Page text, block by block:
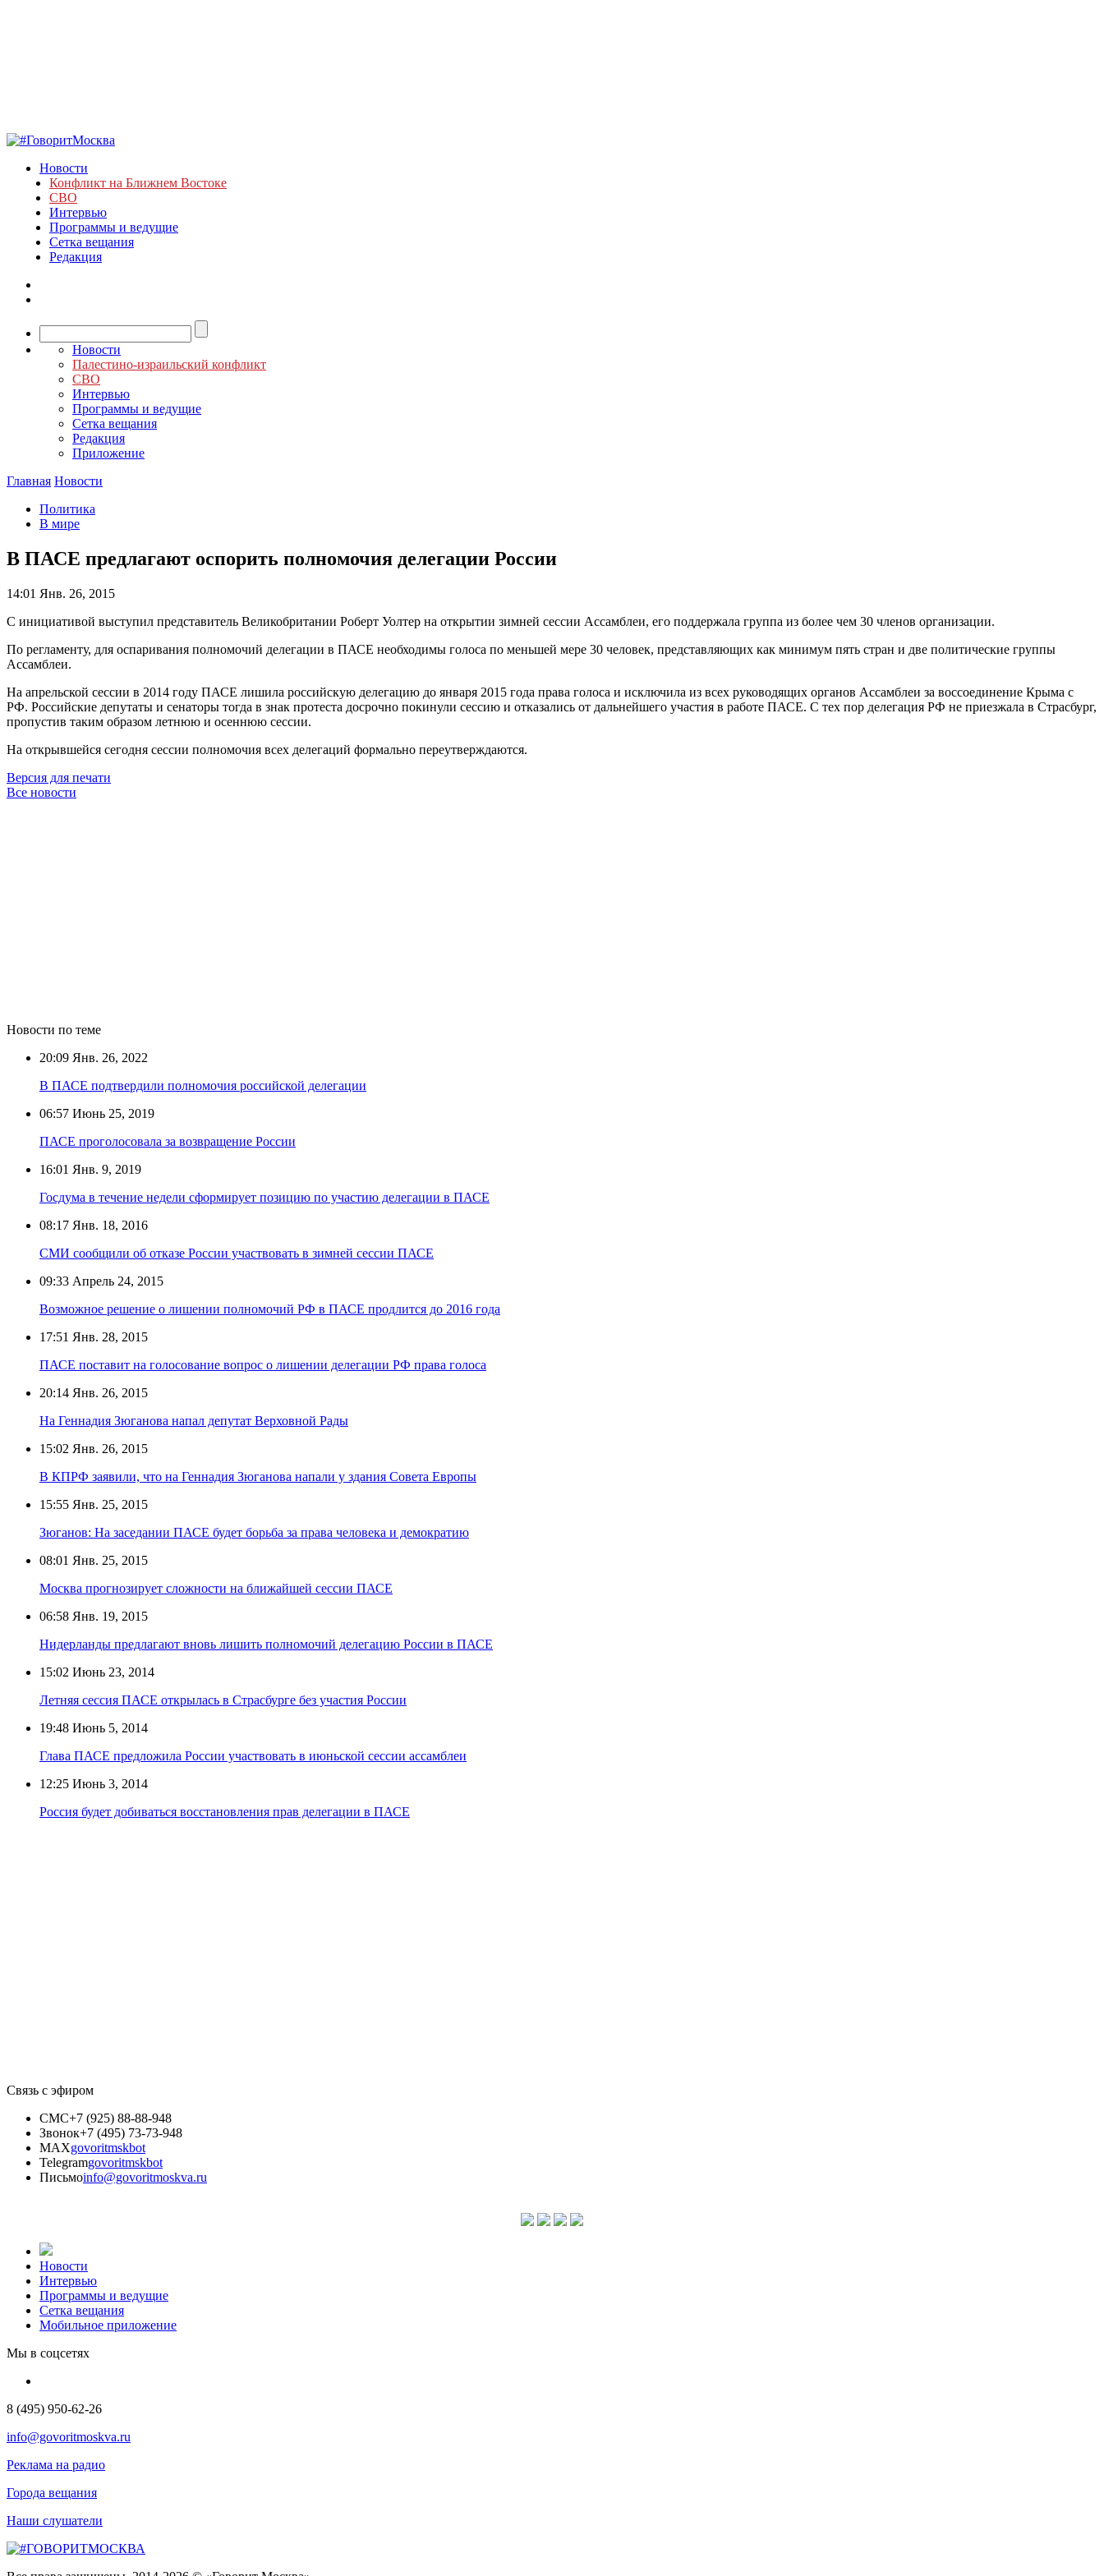
Новости
Конфликт на Ближнем Востоке
СВО
Интервью
Программы и ведущие
Сетка вещания
Редакция
Новости
Палестино-израильский конфликт
СВО
Интервью
Программы и ведущие
Сетка вещания
Редакция
Приложение
Главная Новости
Политика
В мире
В ПАСЕ предлагают оспорить полномочия делегации России
14:01 Янв. 26, 2015
С инициативой выступил представитель Великобритании Роберт Уолтер на открытии зимней сессии Ассамблеи, его поддержала группа из более чем 30 членов организации.
По регламенту, для оспаривания полномочий делегации в ПАСЕ необходимы голоса по меньшей мере 30 человек, представляющих как минимум пять стран и две политические группы
Ассамблеи.
На апрельской сессии в 2014 году ПАСЕ лишила российскую делегацию до января 2015 года права голоса и исключила из всех руководящих органов Ассамблеи за воссоединение Крыма с
РФ. Российские депутаты и сенаторы тогда в знак протеста досрочно покинули сессию и отказались от дальнейшего участия в работе ПАСЕ. С тех пор делегация РФ не приезжала в Страсбург,
пропустив таким образом летнюю и осеннюю сессии.
На открывшейся сегодня сессии полномочия всех делегаций формально переутверждаются.
Версия для печати
Все новости
Новости по теме
20:09 Янв. 26, 2022
В ПАСЕ подтвердили полномочия российской делегации
06:57 Июнь 25, 2019
ПАСЕ проголосовала за возвращение России
16:01 Янв. 9, 2019
Госдума в течение недели сформирует позицию по участию делегации в ПАСЕ
08:17 Янв. 18, 2016
СМИ сообщили об отказе России участвовать в зимней сессии ПАСЕ
09:33 Апрель 24, 2015
Возможное решение о лишении полномочий РФ в ПАСЕ продлится до 2016 года
17:51 Янв. 28, 2015
ПАСЕ поставит на голосование вопрос о лишении делегации РФ права голоса
20:14 Янв. 26, 2015
На Геннадия Зюганова напал депутат Верховной Рады
15:02 Янв. 26, 2015
В КПРФ заявили, что на Геннадия Зюганова напали у здания Совета Европы
15:55 Янв. 25, 2015
Зюганов: На заседании ПАСЕ будет борьба за права человека и демократию
08:01 Янв. 25, 2015
Москва прогнозирует сложности на ближайшей сессии ПАСЕ
06:58 Янв. 19, 2015
Нидерланды предлагают вновь лишить полномочий делегацию России в ПАСЕ
15:02 Июнь 23, 2014
Летняя сессия ПАСЕ открылась в Страсбурге без участия России
19:48 Июнь 5, 2014
Глава ПАСЕ предложила России участвовать в июньской сессии ассамблеи
12:25 Июнь 3, 2014
Россия будет добиваться восстановления прав делегации в ПАСЕ
Связь с эфиром
СМС+7 (925) 88-88-948
Звонок+7 (495) 73-73-948
MAXgovoritmskbot
Telegramgovoritmskbot
Письмоinfo@govoritmoskva.ru
Новости
Интервью
Программы и ведущие
Сетка вещания
Мобильное приложение
Мы в соцсетях
8 (495) 950-62-26
info@govoritmoskva.ru
Реклама на радио
Города вещания
Наши слушатели